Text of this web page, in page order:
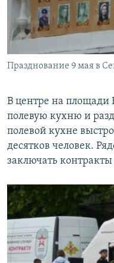
Празднование 9 мая в
В центре на площади
полевую кухню и
полевой кухне
десятков человек.
заключать